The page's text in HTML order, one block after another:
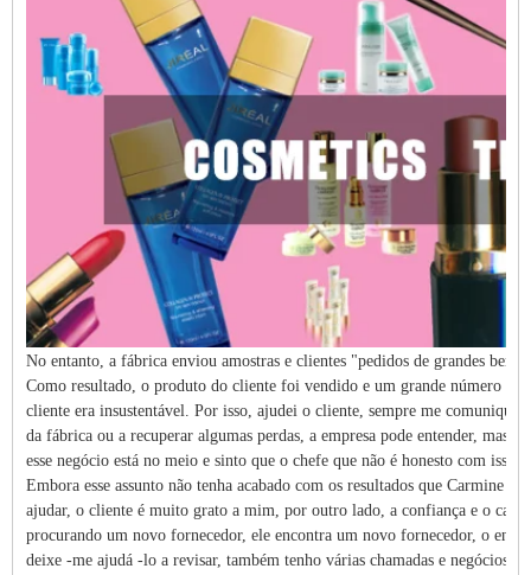
No entanto, a fábrica enviou amostras e clientes "pedidos de grandes bens.
Como resultado, o produto do cliente foi vendido e um grande número de
cliente era insustentável. Por isso, ajudei o cliente, sempre me
da fábrica ou a recuperar algumas perdas, a empresa pode entender, mas
esse negócio está no meio e sinto que o chefe que não é honesto com isso
Embora esse assunto não tenha acabado com os resultados que Carmine
ajudar, o cliente é muito grato a mim, por outro lado, a confiança e o
procurando um novo fornecedor, ele encontra um novo fornecedor, o
deixe -me ajudá -lo a revisar, também tenho várias chamadas e negócios